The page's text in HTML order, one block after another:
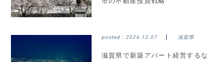
posted： 2024.12.07 滋賀県
滋賀県で新築アパート経営するな